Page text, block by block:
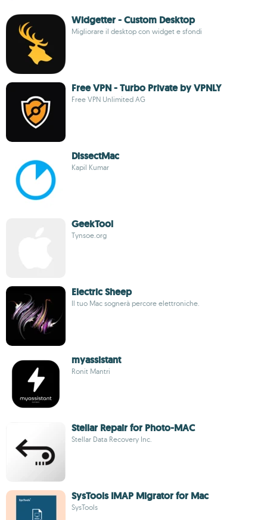
Widgetter - Custom Desktop
Migliorare il desktop con widget e sfondi
Free VPN - Turbo Private by VPNLY
Free VPN Unlimited AG
DissectMac
Kapil Kumar
GeekTool
Tynsoe.org
Electric Sheep
Il tuo Mac sognerà percore elettroniche.
myassistant
Ronit Mantri
Stellar Repair for Photo-MAC
Stellar Data Recovery Inc.
SysTools IMAP Migrator for Mac
SysTools